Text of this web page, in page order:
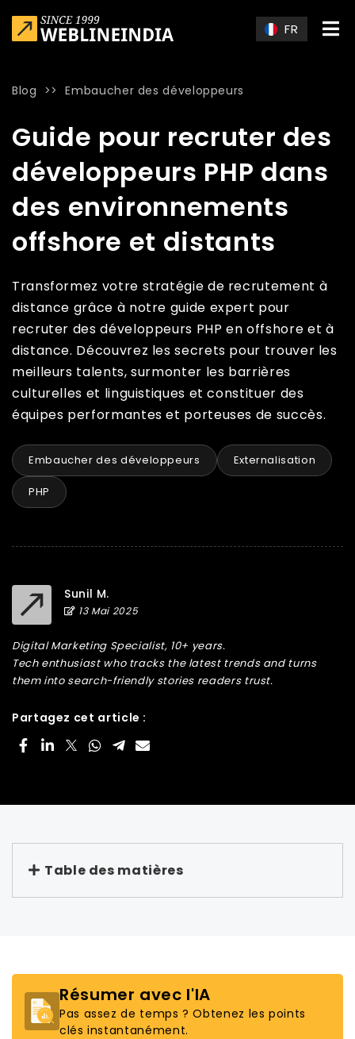
FR
Blog >>Embaucher des développeurs
Guide pour recruter des
développeurs PHP dans
des environnements
offshore et distants
Transformez votre stratégie de recrutement à
distance grâce à notre guide expert pour
recruter des développeurs PHP en offshore et à
distance. Découvrez les secrets pour trouver les
meilleurs talents, surmonter les barrières
culturelles et linguistiques et constituer des
équipes performantes et porteuses de succès.
Embaucher des développeurs Externalisation
PHP
Sunil M.
13 Mai 2025
Digital Marketing Specialist, 10+ years.
Tech enthusiast who tracks the latest trends and turns
them into search-friendly stories readers trust.
Partagez cet article :
Table des matières
Résumer avec l'IA
Pas assez de temps ? Obtenez les points
clés instantanément.